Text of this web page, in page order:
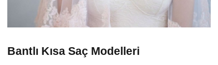
Bantlı Kısa Saç Modelleri